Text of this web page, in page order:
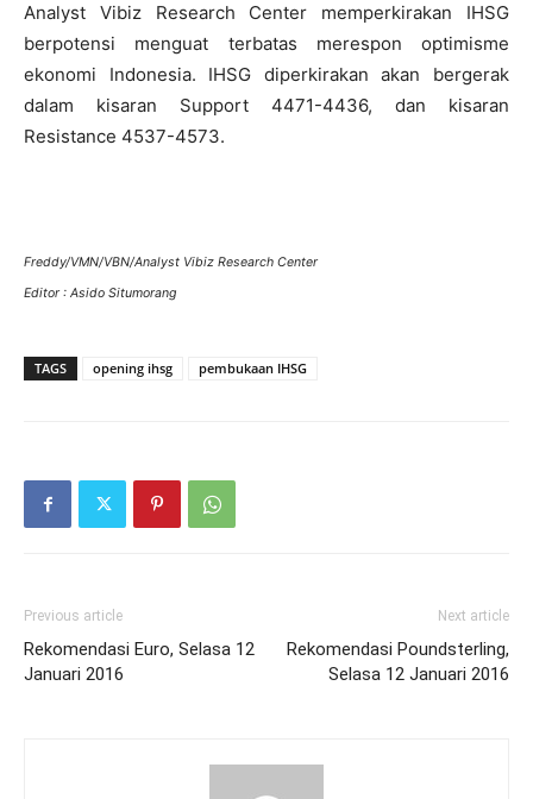
Analyst Vibiz Research Center memperkirakan IHSG
berpotensi menguat terbatas merespon optimisme
ekonomi Indonesia. IHSG diperkirakan akan bergerak
dalam kisaran Support 4471-4436, dan kisaran
Resistance 4537-4573.
Freddy/VMN/VBN/Analyst Vibiz Research Center
Editor : Asido Situmorang
TAGS opening ihsg pembukaan IHSG
Previous article
Rekomendasi Euro, Selasa 12
Januari 2016
Next article
Rekomendasi Poundsterling,
Selasa 12 Januari 2016